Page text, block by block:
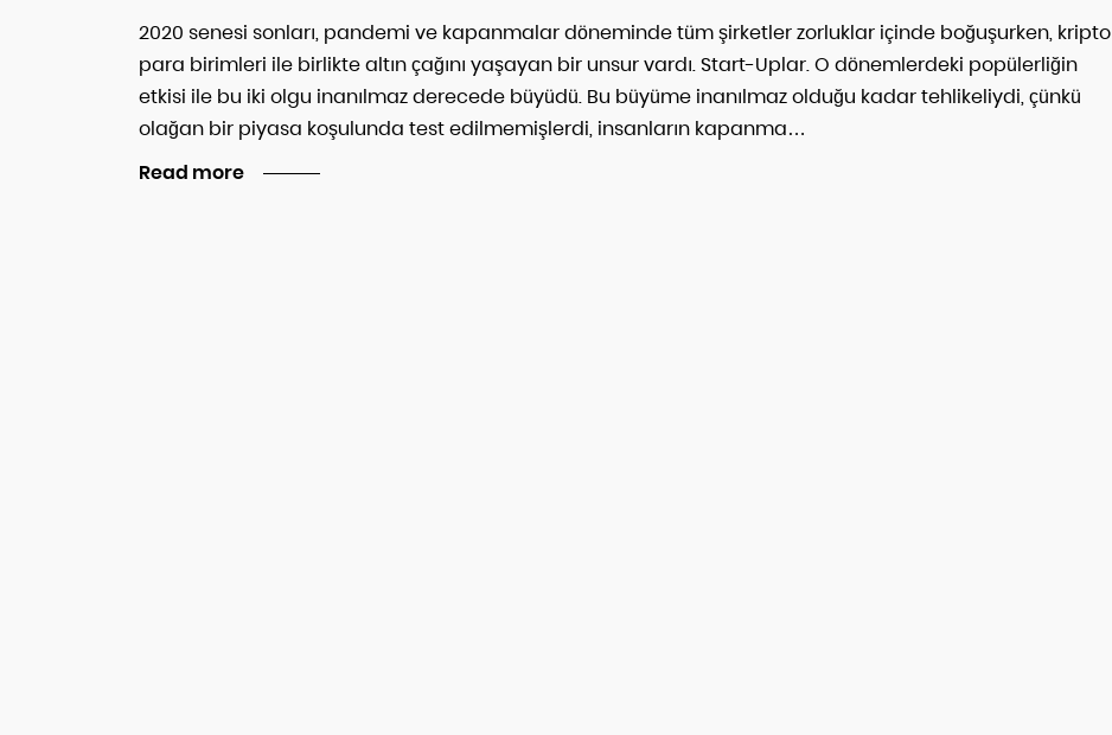
2020 senesi sonları, pandemi ve kapanmalar döneminde tüm şirketler zorluklar içinde boğuşurken, kripto
para birimleri ile birlikte altın çağını yaşayan bir unsur vardı. Start-Uplar. O dönemlerdeki popülerliğin
etkisi ile bu iki olgu inanılmaz derecede büyüdü. Bu büyüme inanılmaz olduğu kadar tehlikeliydi, çünkü
olağan bir piyasa koşulunda test edilmemişlerdi, insanların kapanma…
Read more